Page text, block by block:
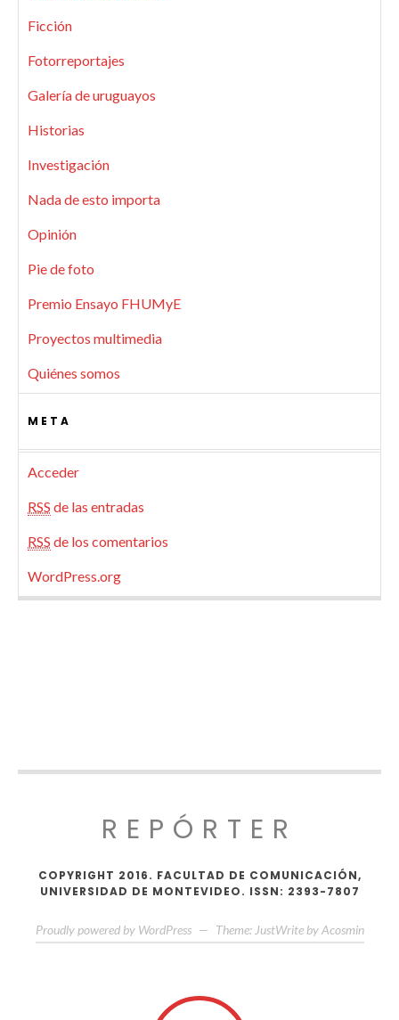
Ficción
Fotorreportajes
Galería de uruguayos
Historias
Investigación
Nada de esto importa
Opinión
Pie de foto
Premio Ensayo FHUMyE
Proyectos multimedia
Quiénes somos
META
Acceder
RSS de las entradas
RSS de los comentarios
WordPress.org
REPÓRTER
COPYRIGHT 2016. FACULTAD DE COMUNICACIÓN,
UNIVERSIDAD DE MONTEVIDEO. ISSN: 2393-7807
Proudly powered by WordPress — Theme: JustWrite by Acosmin